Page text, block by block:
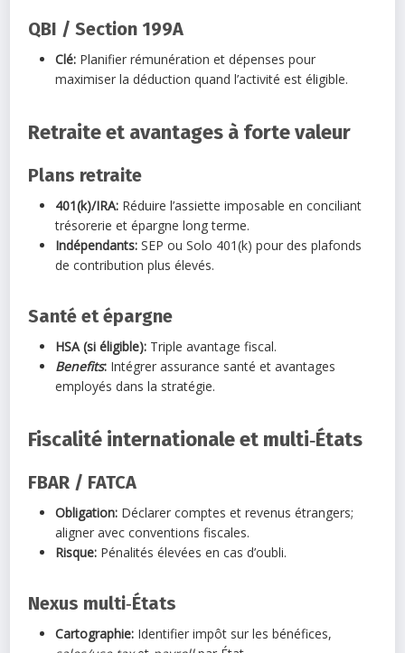
QBI / Section 199A
Clé: Planifier rémunération et dépenses pour
maximiser la déduction quand l’activité est éligible.
Retraite et avantages à forte valeur
Plans retraite
401(k)/IRA: Réduire l’assiette imposable en conciliant
trésorerie et épargne long terme.
Indépendants: SEP ou Solo 401(k) pour des plafonds
de contribution plus élevés.
Santé et épargne
HSA (si éligible): Triple avantage fiscal.
Benefits: Intégrer assurance santé et avantages
employés dans la stratégie.
Fiscalité internationale et multi‑États
FBAR / FATCA
Obligation: Déclarer comptes et revenus étrangers;
aligner avec conventions fiscales.
Risque: Pénalités élevées en cas d’oubli.
Nexus multi‑États
Cartographie: Identifier impôt sur les bénéfices,